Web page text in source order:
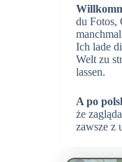
du Fotos,
Ich lade
Welt zu
lassen.
A po
że
zawsze z